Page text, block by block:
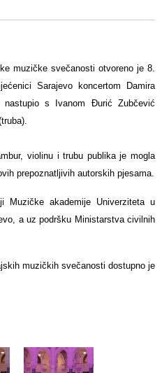
muzičke svečanosti otvoreno je 8.
Sarajevo koncertom Damira
s Ivanom Đurić Zubčević
violinu i trubu publika je mogla
prepoznatljivih autorskih pjesama.
Muzičke akademije Univerziteta u
a uz podršku Ministarstva civilnih
muzičkih svečanosti dostupno je